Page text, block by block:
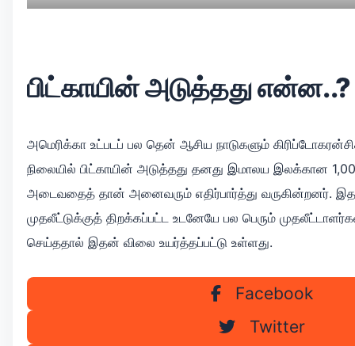
பிட்காயின் அடுத்தது என்ன..?
அமெரிக்கா உட்படப் பல தென் ஆசிய நாடுகளும்
நிலையில் பிட்காயின் அடுத்தது தனது இமாலய இலக்கான
அடைவதைத் தான் அனைவரும் எதிர்பார்த்து வருகின்றனர்.
முதலீட்டுக்குத் திறக்கப்பட்ட உடனேயே பல பெரும்
செய்ததால் இதன் விலை உயர்த்தப்பட்டு உள்ளது.
Facebook
Twitter